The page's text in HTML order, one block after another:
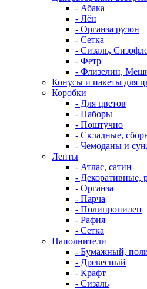
- Абака
- Лён
- Органза рулон
- Сетка
- Сизаль,
- Фетр
- Флизелин,
Конусы и пакеты для
Коробки
- Для цветов
- Наборы
- Поштучно
- Складные,
- Чемоданы и
Ленты
- Атлас, сатин
- Декоративные,
- Органза
- Парча
- Полипропилен
- Рафия
- Сетка
Наполнители
- Бумажный,
- Древесный
- Крафт
- Сизаль